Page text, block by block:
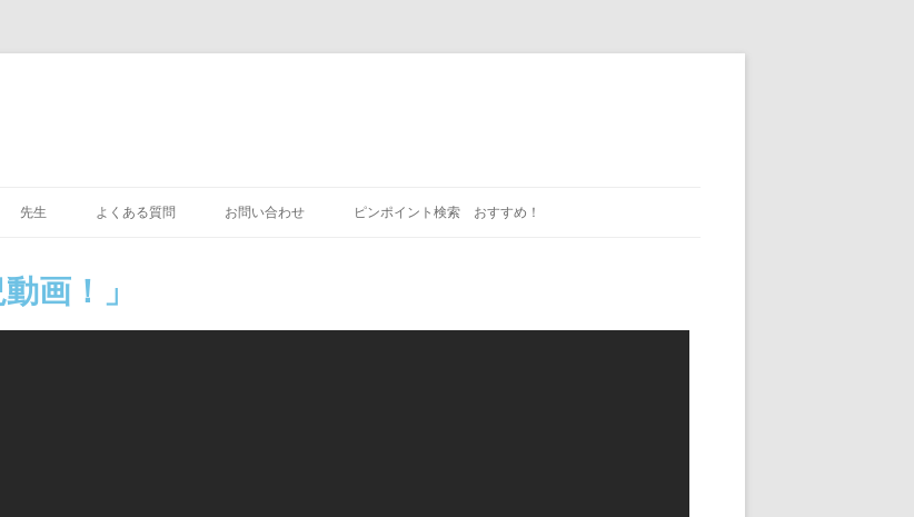
コー
先生 よくある質問 お問い合わせ ピンポイント検索 おすすめ！
動画！」